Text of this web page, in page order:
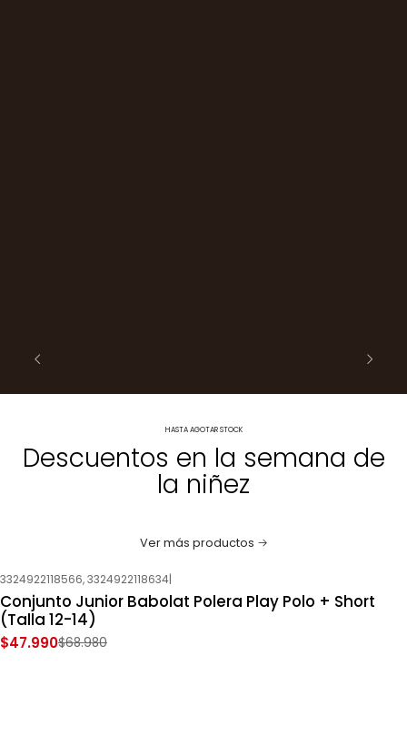
HASTA AGOTAR STOCK
Descuentos en la semana de
la niñez
Ver más productos
-30%OFF
3324922118566, 3324922118634|
Conjunto Junior Babolat Polera Play Polo + Short
(Talla 12-14)
$47.990$68.980